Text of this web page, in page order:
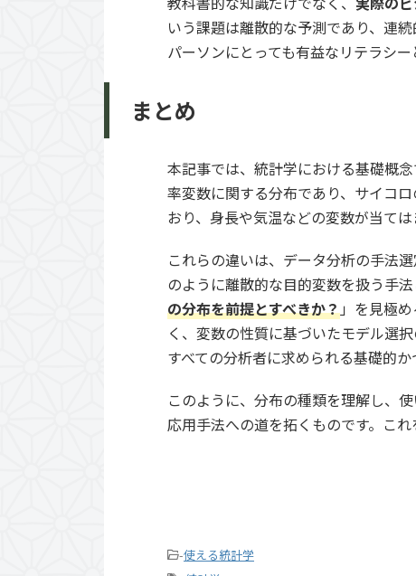
いう課題は離散的な予測であり、連
パーソンにとっても有益なリテラシー
まとめ
本記事では、統計学における基礎概
率変数に関する分布であり、サイコ
おり、身長や気温などの変数が当ては
これらの違いは、データ分析の手法
のように離散的な目的変数を扱う手
の分布を前提とすべきか？」を見極
く、変数の性質に基づいたモデル選
すべての分析者に求められる基礎的か
このように、分布の種類を理解し、
応用手法への道を拓くものです。これ
-使える統計学